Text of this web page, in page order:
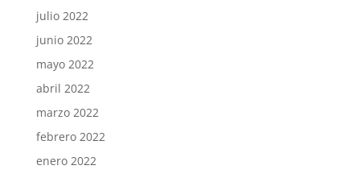
julio 2022
junio 2022
mayo 2022
abril 2022
marzo 2022
febrero 2022
enero 2022